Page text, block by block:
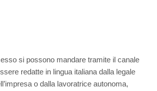
si possono mandare tramite il canale
redatte in lingua italiana dalla legale
o dalla lavoratrice autonoma,